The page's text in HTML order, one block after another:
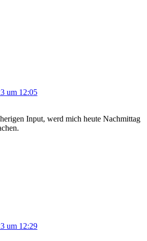
um 12:05
Input, werd mich heute Nachmittag
um 12:29